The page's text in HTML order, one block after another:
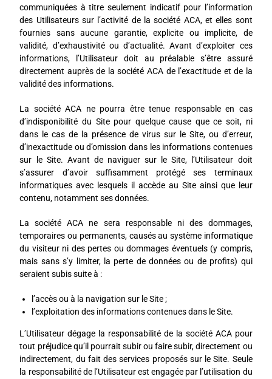
communiquées à titre seulement indicatif pour l’information
des Utilisateurs sur l’activité de la société ACA, et elles sont
fournies sans aucune garantie, explicite ou implicite, de
validité, d’exhaustivité ou d’actualité. Avant d’exploiter ces
informations, l’Utilisateur doit au préalable s’être assuré
directement auprès de la société ACA de l’exactitude et de la
validité des informations.
La société ACA ne pourra être tenue responsable en cas
d’indisponibilité du Site pour quelque cause que ce soit, ni
dans le cas de la présence de virus sur le Site, ou d’erreur,
d’inexactitude ou d’omission dans les informations contenues
sur le Site. Avant de naviguer sur le Site, l’Utilisateur doit
s’assurer d’avoir suffisamment protégé ses terminaux
informatiques avec lesquels il accède au Site ainsi que leur
contenu, notamment ses données.
La société ACA ne sera responsable ni des dommages,
temporaires ou permanents, causés au système informatique
du visiteur ni des pertes ou dommages éventuels (y compris,
mais sans s’y limiter, la perte de données ou de profits) qui
seraient subis suite à :
l’accès ou à la navigation sur le Site ;
l’exploitation des informations contenues dans le Site.
L’Utilisateur dégage la responsabilité de la société ACA pour
tout préjudice qu’il pourrait subir ou faire subir, directement ou
indirectement, du fait des services proposés sur le Site. Seule
la responsabilité de l’Utilisateur est engagée par l’utilisation du